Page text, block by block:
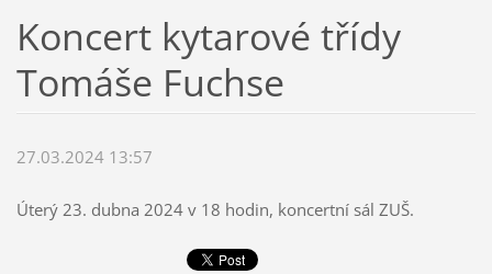
Koncert kytarové třídy
Tomáše Fuchse
27.03.2024 13:57
Úterý 23. dubna 2024 v 18 hodin, koncertní sál ZUŠ.